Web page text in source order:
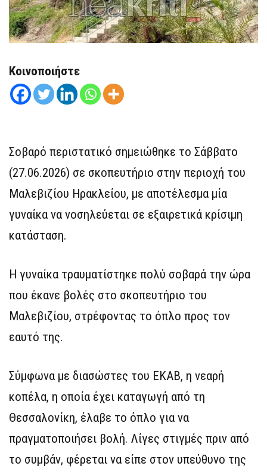
Κοινοποιήστε
Σοβαρό περιστατικό σημειώθηκε το Σάββατο
(27.06.2026) σε σκοπευτήριο στην περιοχή του
Μαλεβιζίου Ηρακλείου, με αποτέλεσμα μία
γυναίκα να νοσηλεύεται σε εξαιρετικά κρίσιμη
κατάσταση.
Η γυναίκα τραυματίστηκε πολύ σοβαρά την ώρα
που έκανε βολές στο σκοπευτήριο του
Μαλεβιζίου, στρέφοντας το όπλο προς τον
εαυτό της.
Σύμφωνα με διασώστες του ΕΚΑΒ, η νεαρή
κοπέλα, η οποία έχει καταγωγή από τη
Θεσσαλονίκη, έλαβε το όπλο για να
πραγματοποιήσει βολή. Λίγες στιγμές πριν από
το συμβάν, φέρεται να είπε στον υπεύθυνο της